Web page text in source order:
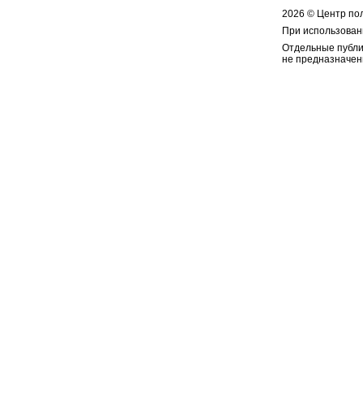
2026 © Центр
При
Отдельные
не